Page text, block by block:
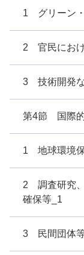
1 グリーン
2 官民におけ
3 技術開発な
第4節 国際
1 地球環境保
2 調査研究、
確保等_1
3 民間団体